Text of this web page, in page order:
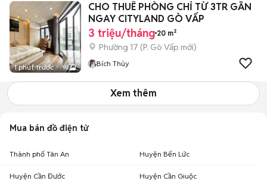
1 phút trước 10
CHO THUÊ PHÒNG CHỈ TỪ 3TR GẦN
NGAY CITYLAND GÒ VẤP
3 triệu/tháng 20 m²
Phường 17 (P. Gò Vấp mới)
Bích Thủy
Xem thêm
Mua bán đồ điện tử
Thành phố Tân An Huyện Bến Lức
Huyện Cần Đước Huyện Cần Giuộc